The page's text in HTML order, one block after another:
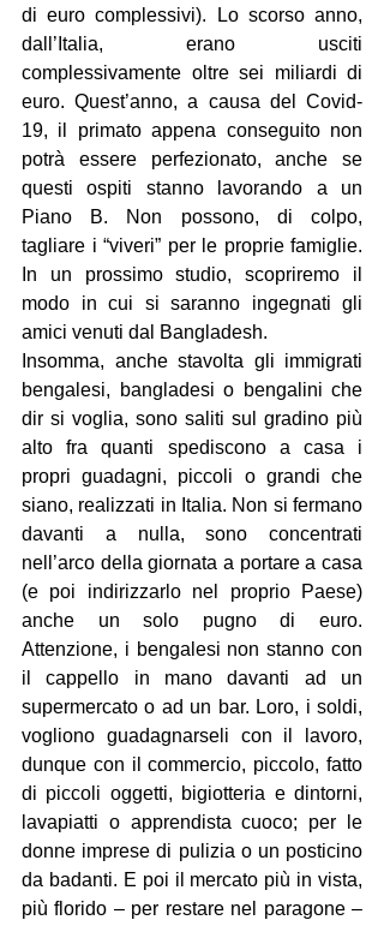
di euro complessivi). Lo scorso anno,
dall’Italia, erano usciti
complessivamente oltre sei miliardi di
euro. Quest’anno, a causa del Covid-
19, il primato appena conseguito non
potrà essere perfezionato, anche se
questi ospiti stanno lavorando a un
Piano B. Non possono, di colpo,
tagliare i “viveri” per le proprie famiglie.
In un prossimo studio, scopriremo il
modo in cui si saranno ingegnati gli
amici venuti dal Bangladesh.
Insomma, anche stavolta gli immigrati
bengalesi, bangladesi o bengalini che
dir si voglia, sono saliti sul gradino più
alto fra quanti spediscono a casa i
propri guadagni, piccoli o grandi che
siano, realizzati in Italia. Non si fermano
davanti a nulla, sono concentrati
nell’arco della giornata a portare a casa
(e poi indirizzarlo nel proprio Paese)
anche un solo pugno di euro.
Attenzione, i bengalesi non stanno con
il cappello in mano davanti ad un
supermercato o ad un bar. Loro, i soldi,
vogliono guadagnarseli con il lavoro,
dunque con il commercio, piccolo, fatto
di piccoli oggetti, bigiotteria e dintorni,
lavapiatti o apprendista cuoco; per le
donne imprese di pulizia o un posticino
da badanti. E poi il mercato più in vista,
più florido – per restare nel paragone –